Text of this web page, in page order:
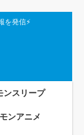
を発信⚡
ンスリープ
ンアニメ